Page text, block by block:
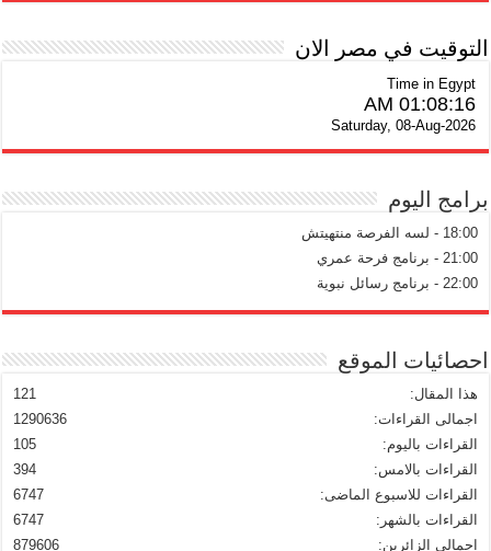
التوقيت في مصر الان
Time in Egypt
01:08:17 AM
Saturday, 08-Aug-2026
برامج اليوم
18:00 - لسه الفرصة منتهيتش
21:00 - برنامج فرحة عمري
22:00 - برنامج رسائل نبوية
احصائيات الموقع
121
هذا المقال:
1290636
اجمالى القراءات:
105
القراءات باليوم:
394
القراءات بالامس:
6747
القراءات للاسبوع الماضى:
6747
القراءات بالشهر:
879606
اجمالى الزائرين: